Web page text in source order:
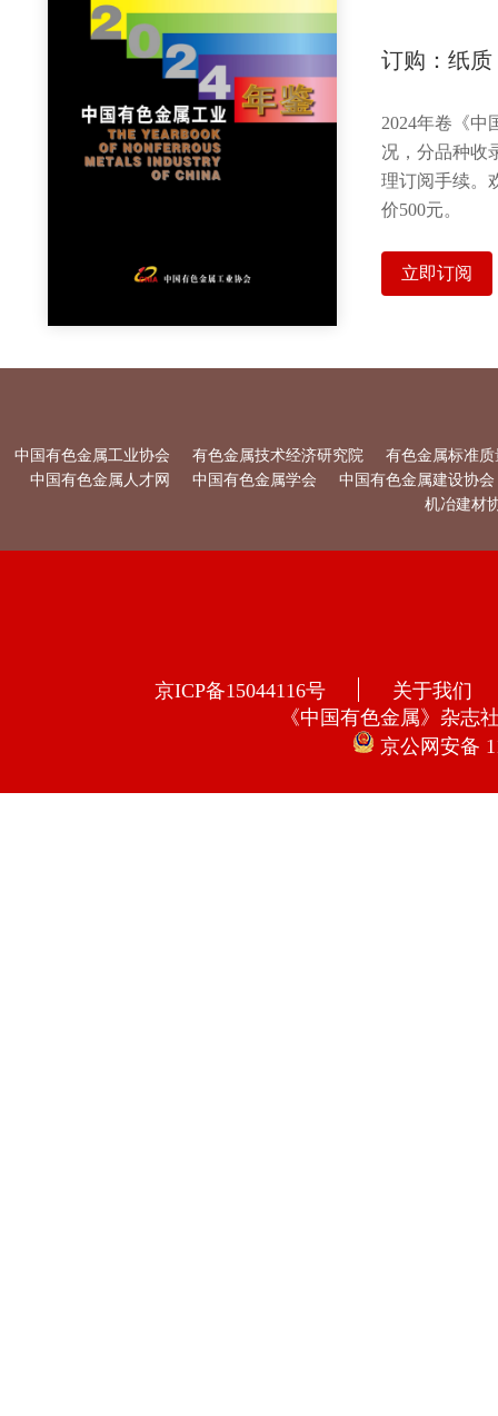
订购：纸质
2024年卷《中
况，分品种收
理订阅手续。
价500元。
立即订阅
中国有色金属工业协会 有色金属技术经济研究院
有色金属标准
中国有色金属人才网
中国有色金属学会
中国有色金属建设协会
机冶建材
京ICP备15044116号
关于我们
《中国有色金属》杂志
京公网安备